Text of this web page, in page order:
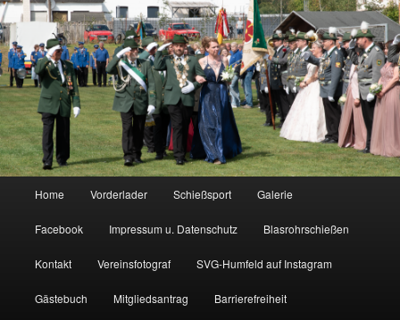
Home Vorderlader Schießsport Galerie
Facebook Impressum u. Datenschutz Blasrohrschießen
Kontakt Vereinsfotograf SVG-Humfeld auf Instagram
Gästebuch Mitgliedsantrag Barrierefreiheit